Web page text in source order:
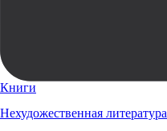
Книги
Нехудожественная литература